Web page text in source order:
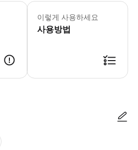
스카이뷰 드 피어 월요일-목요일:
* 특별 제작된 관람차를 타고 네덜란
이렇게 사용하세요
사용방법